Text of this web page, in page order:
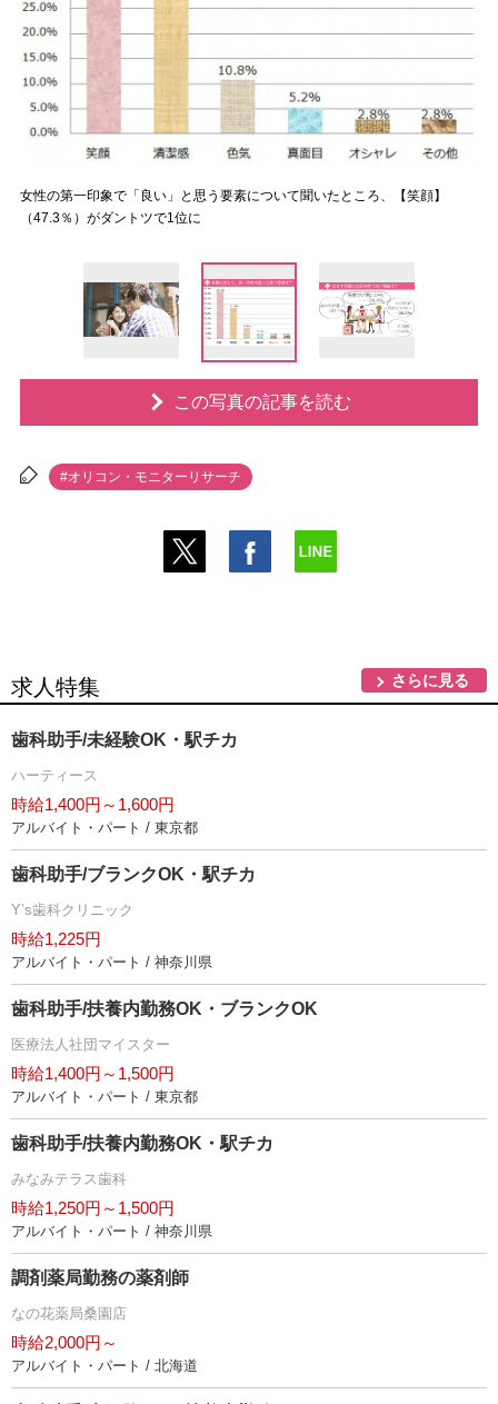
女性の第一印象で「良い」と思う要素について聞いたところ、【笑顔】
（47.3％）がダントツで1位に
この写真の記事を読む
#オリコン・モニターリサーチ
求人特集 さらに見る
歯科助手/未経験OK・駅チカ
ハーティース
時給1,400円～1,600円
アルバイト・パート / 東京都
歯科助手/ブランクOK・駅チカ
Y’s歯科クリニック
時給1,225円
アルバイト・パート / 神奈川県
歯科助手/扶養内勤務OK・ブランクOK
医療法人社団マイスター
時給1,400円～1,500円
アルバイト・パート / 東京都
歯科助手/扶養内勤務OK・駅チカ
みなみテラス歯科
時給1,250円～1,500円
アルバイト・パート / 神奈川県
調剤薬局勤務の薬剤師
なの花薬局桑園店
時給2,000円～
アルバイト・パート / 北海道